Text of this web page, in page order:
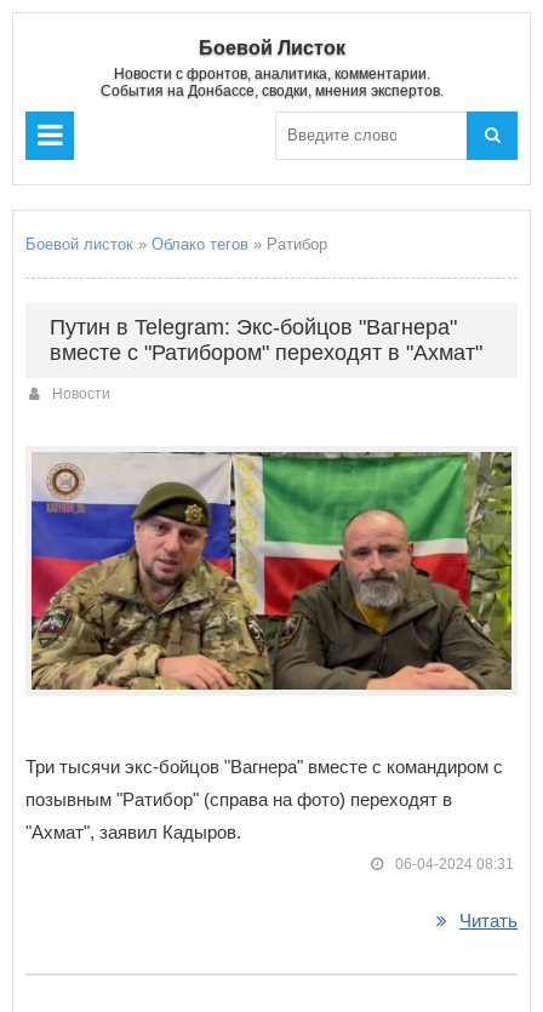
Боевой Листок
Новости с фронтов, аналитика, комментарии.
События на Донбассе, сводки, мнения экспертов.
Боевой листок » Облако тегов » Ратибор
Путин в Telegram: Экс-бойцов "Вагнера"
вместе с "Ратибором" переходят в "Ахмат"
Новости
Три тысячи экс-бойцов "Вагнера" вместе с командиром с
позывным "Ратибор" (справа на фото) переходят в
"Ахмат", заявил Кадыров.
06-04-2024 08:31
Читать